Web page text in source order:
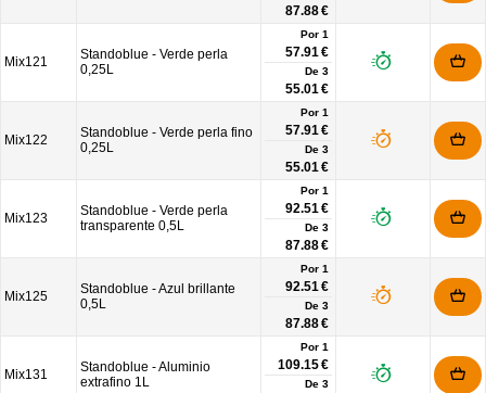
87.88 €
Mix121
Standoblue - Verde perla
0,25L
Por 1
57.91 €
De 3
55.01 €
Mix122
Standoblue - Verde perla fino
0,25L
Por 1
57.91 €
De 3
55.01 €
Mix123
Standoblue - Verde perla
transparente 0,5L
Por 1
92.51 €
De 3
87.88 €
Mix125
Standoblue - Azul brillante
0,5L
Por 1
92.51 €
De 3
87.88 €
Mix131
Standoblue - Aluminio
extrafino 1L
Por 1
109.15 €
De 3